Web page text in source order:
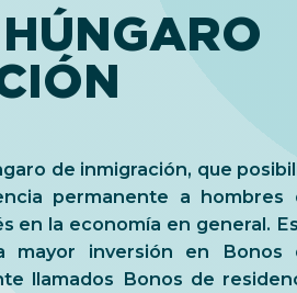
(Persa) فارسی
de inmigración, que
permanente a hombres
en la economía en general.
mayor inversión en Bonos
llamados Bonos de